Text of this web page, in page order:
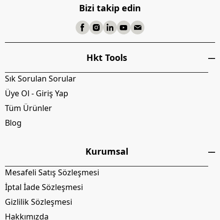
Bizi takip edin
Hkt Tools
Sık Sorulan Sorular
Üye Ol - Giriş Yap
Tüm Ürünler
Blog
Kurumsal
Mesafeli Satış Sözleşmesi
İptal İade Sözleşmesi
Gizlilik Sözleşmesi
Hakkımızda